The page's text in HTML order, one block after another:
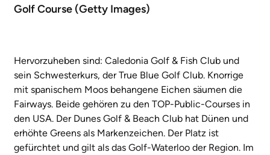
Golf Course (Getty Images)
Hervorzuheben sind: Caledonia Golf & Fish Club und
sein Schwesterkurs, der True Blue Golf Club. Knorrige
mit spanischem Moos behangene Eichen säumen die
Fairways. Beide gehören zu den TOP-Public-Courses in
den USA. Der Dunes Golf & Beach Club hat Dünen und
erhöhte Greens als Markenzeichen. Der Platz ist
gefürchtet und gilt als das Golf-Waterloo der Region. Im